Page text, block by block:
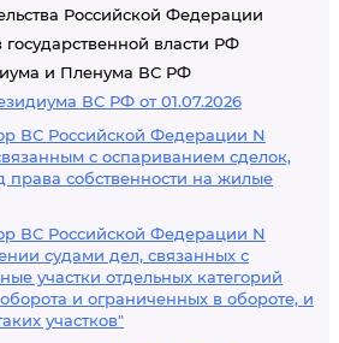
Российской Федерации
власти РФ
и Пленума ВС РФ
ВС РФ от 01.07.2026
ВС Российской Федерации N
с оспариванием сделок,
права собственности на жилые
ВС Российской Федерации N
судами дел, связанных с
участки отдельных категорий
и ограниченных в обороте, и
участков"